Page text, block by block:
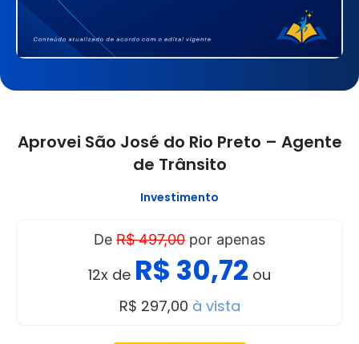
Aprovei São José do Rio Preto – Agente
de Trânsito
Investimento
De R$ 497,00 por apenas
12x de R$ 30,72 ou
R$ 297,00 à vista